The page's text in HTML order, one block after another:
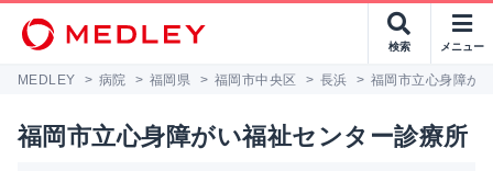
検索 メニュー
MEDLEY > 病院 > 福岡県 > 福岡市中央区 > 長浜 > 福岡市立心身障が
福岡市立心身障がい福祉センター診療所